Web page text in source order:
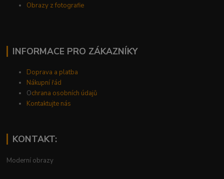
Obrazy z fotografie
INFORMACE PRO ZÁKAZNÍKY
Doprava a platba
Nákupní řád
Ochrana osobních údajů
Kontaktujte nás
KONTAKT:
Moderní obrazy